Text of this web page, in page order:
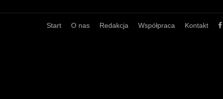
Start O nas Redakcja Współpraca Kontakt